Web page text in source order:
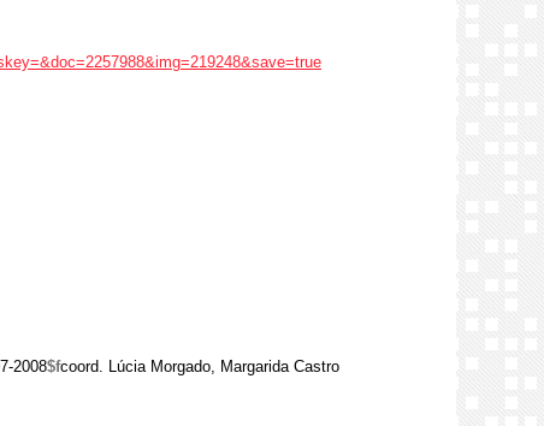
2008$fcoord. Lúcia Morgado, Margarida Castro